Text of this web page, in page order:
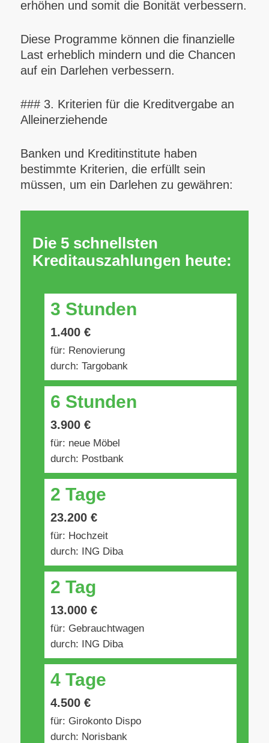
erhöhen und somit die Bonität verbessern.
Diese Programme können die finanzielle
Last erheblich mindern und die Chancen
auf ein Darlehen verbessern.
### 3. Kriterien für die Kreditvergabe an
Alleinerziehende
Banken und Kreditinstitute haben
bestimmte Kriterien, die erfüllt sein
müssen, um ein Darlehen zu gewähren:
Die 5 schnellsten
Kreditauszahlungen heute:
3 Stunden
1.400 €
für: Renovierung
durch: Targobank
6 Stunden
3.900 €
für: neue Möbel
durch: Postbank
2 Tage
23.200 €
für: Hochzeit
durch: ING Diba
2 Tag
13.000 €
für: Gebrauchtwagen
durch: ING Diba
4 Tage
4.500 €
für: Girokonto Dispo
durch: Norisbank